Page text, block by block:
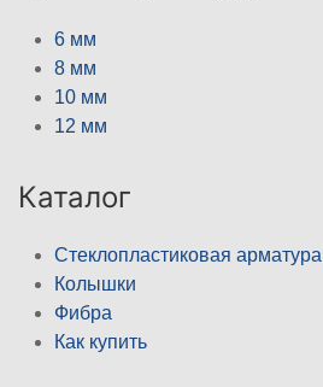
6 мм
8 мм
10 мм
12 мм
Каталог
Стеклопластиковая арматура
Колышки
Фибра
Как купить